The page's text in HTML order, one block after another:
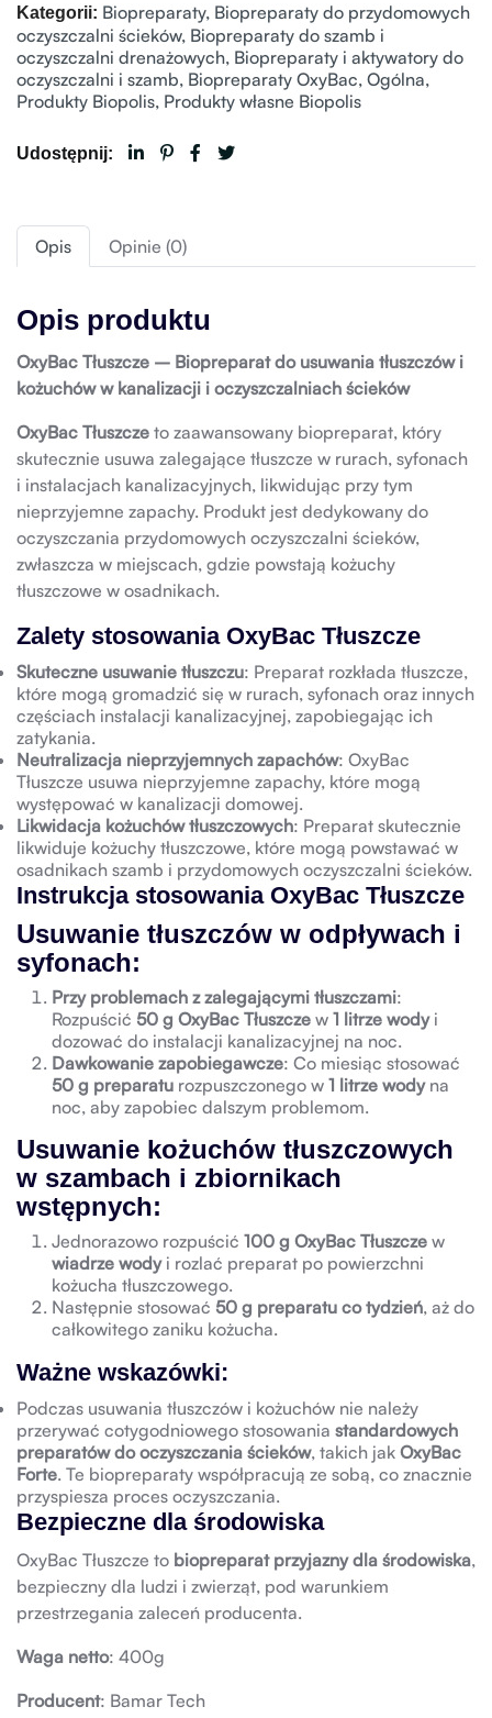
Kategorii: Biopreparaty, Biopreparaty do przydomowych
oczyszczalni ścieków, Biopreparaty do szamb i
oczyszczalni drenażowych, Biopreparaty i aktywatory do
oczyszczalni i szamb, Biopreparaty OxyBac, Ogólna,
Produkty Biopolis, Produkty własne Biopolis
Udostępnij:
Opis Opinie (0)
Opis produktu
OxyBac Tłuszcze – Biopreparat do usuwania tłuszczów i
kożuchów w kanalizacji i oczyszczalniach ścieków
OxyBac Tłuszcze to zaawansowany biopreparat, który
skutecznie usuwa zalegające tłuszcze w rurach, syfonach
i instalacjach kanalizacyjnych, likwidując przy tym
nieprzyjemne zapachy. Produkt jest dedykowany do
oczyszczania przydomowych oczyszczalni ścieków,
zwłaszcza w miejscach, gdzie powstają kożuchy
tłuszczowe w osadnikach.
Zalety stosowania OxyBac Tłuszcze
Skuteczne usuwanie tłuszczu: Preparat rozkłada tłuszcze,
które mogą gromadzić się w rurach, syfonach oraz innych
częściach instalacji kanalizacyjnej, zapobiegając ich
zatykania.
Neutralizacja nieprzyjemnych zapachów: OxyBac
Tłuszcze usuwa nieprzyjemne zapachy, które mogą
występować w kanalizacji domowej.
Likwidacja kożuchów tłuszczowych: Preparat skutecznie
likwiduje kożuchy tłuszczowe, które mogą powstawać w
osadnikach szamb i przydomowych oczyszczalni ścieków.
Instrukcja stosowania OxyBac Tłuszcze
Usuwanie tłuszczów w odpływach i
syfonach:
Przy problemach z zalegającymi tłuszczami:
Rozpuścić 50 g OxyBac Tłuszcze w 1 litrze wodyi
dozować do instalacji kanalizacyjnej na noc.
Dawkowanie zapobiegawcze: Co miesiąc stosować
50 g preparatu rozpuszczonego w 1 litrze wodyna
noc, aby zapobiec dalszym problemom.
Usuwanie kożuchów tłuszczowych
w szambach i zbiornikach
wstępnych:
Jednorazowo rozpuścić 100 g OxyBac Tłuszcze w
wiadrze wodyi rozlać preparat po powierzchni
kożucha tłuszczowego.
Następnie stosować 50 g preparatu co tydzień, aż do
całkowitego zaniku kożucha.
Ważne wskazówki:
Podczas usuwania tłuszczów i kożuchów nie należy
przerywać cotygodniowego stosowania standardowych
preparatów do oczyszczania ścieków, takich jak OxyBac
Forte. Te biopreparaty współpracują ze sobą, co znacznie
przyspiesza proces oczyszczania.
Bezpieczne dla środowiska
OxyBac Tłuszcze to biopreparat przyjazny dla środowiska,
bezpieczny dla ludzi i zwierząt, pod warunkiem
przestrzegania zaleceń producenta.
Waga netto: 400g
Producent: Bamar Tech